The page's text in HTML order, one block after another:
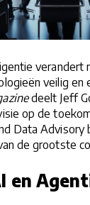
verandert
veilig
deelt Jeff
op de
Data
de grootste
en